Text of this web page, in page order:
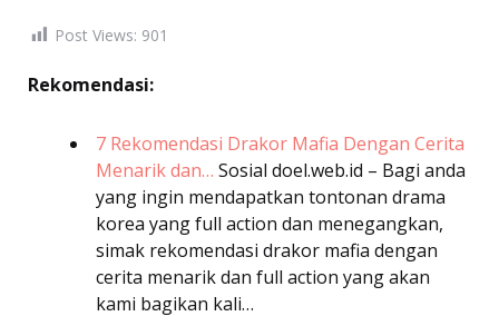
Post Views: 901
Rekomendasi:
7 Rekomendasi Drakor Mafia Dengan Cerita
Menarik dan… Sosial doel.web.id – Bagi anda
yang ingin mendapatkan tontonan drama
korea yang full action dan menegangkan,
simak rekomendasi drakor mafia dengan
cerita menarik dan full action yang akan
kami bagikan kali…